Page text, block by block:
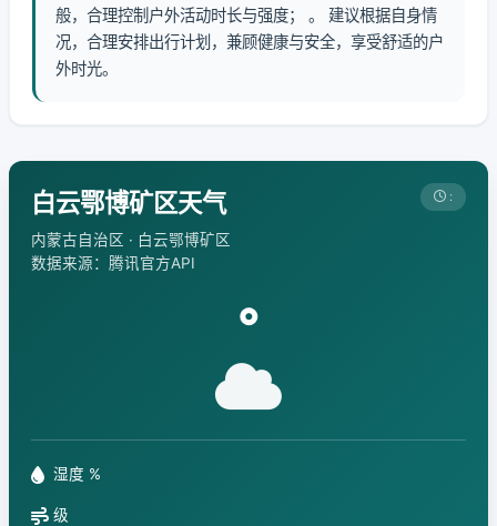
般，合理控制户外活动时长与强度； 。 建议根据自身情
况，合理安排出行计划，兼顾健康与安全，享受舒适的户
外时光。
白云鄂博矿区天气
内蒙古自治区 · 白云鄂博矿区
数据来源：腾讯官方API
:
°
湿度 %
级